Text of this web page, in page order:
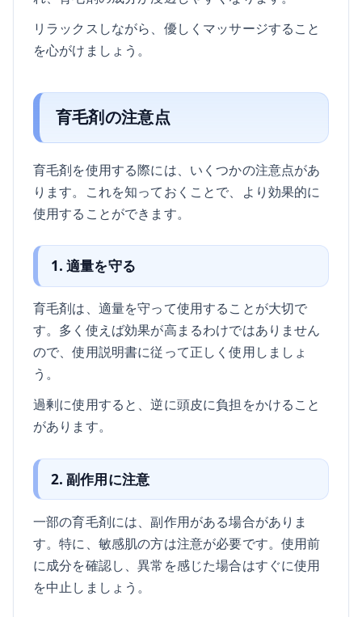
リラックスしながら、優しくマッサージすること
を心がけましょう。
育毛剤の注意点
育毛剤を使用する際には、いくつかの注意点があ
ります。これを知っておくことで、より効果的に
使用することができます。
1. 適量を守る
育毛剤は、適量を守って使用することが大切で
す。多く使えば効果が高まるわけではありません
ので、使用説明書に従って正しく使用しましょ
う。
過剰に使用すると、逆に頭皮に負担をかけること
があります。
2. 副作用に注意
一部の育毛剤には、副作用がある場合がありま
す。特に、敏感肌の方は注意が必要です。使用前
に成分を確認し、異常を感じた場合はすぐに使用
を中止しましょう。